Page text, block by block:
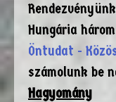
Hungária
Öntudat -
számolunk be
Hagyomány